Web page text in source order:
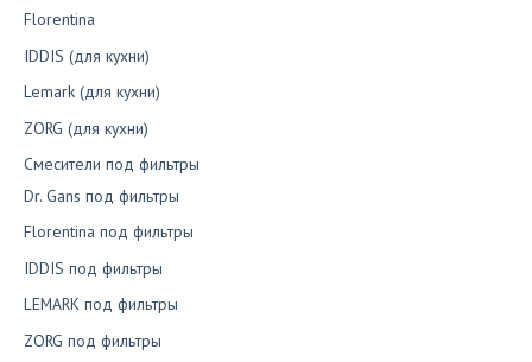
Florentina
IDDIS (для кухни)
Lemark (для кухни)
ZORG (для кухни)
Смесители под фильтры
Dr. Gans под фильтры
Florentina под фильтры
IDDIS под фильтры
LEMARK под фильтры
ZORG под фильтры